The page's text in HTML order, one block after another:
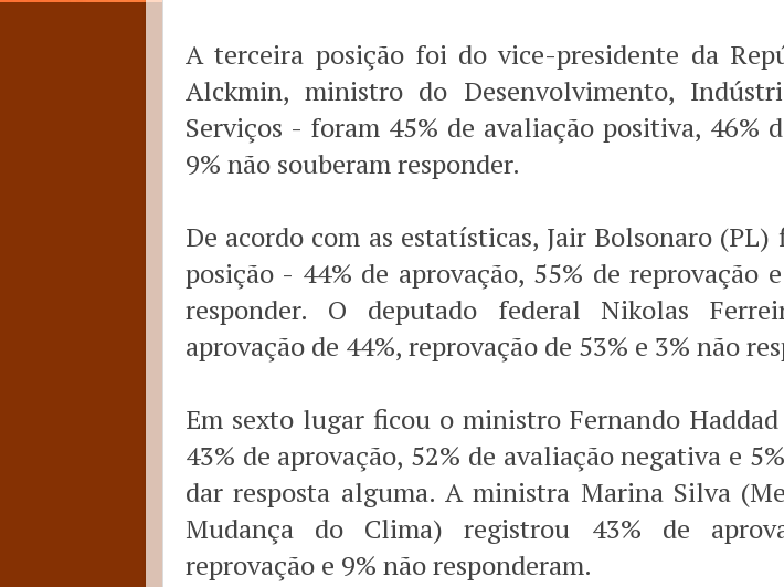
A terceira posição foi do vice-presidente da
Alckmin, ministro do Desenvolvimento,
Serviços - foram 45% de avaliação positiva, 46%
9% não souberam responder.
De acordo com as estatísticas, Jair Bolsonaro
posição - 44% de aprovação, 55% de reprovação
responder. O deputado federal Nikolas
aprovação de 44%, reprovação de 53% e 3% não
Em sexto lugar ficou o ministro Fernando
43% de aprovação, 52% de avaliação negativa e
dar resposta alguma. A ministra Marina Silva
Mudança do Clima) registrou 43% de
reprovação e 9% não responderam.